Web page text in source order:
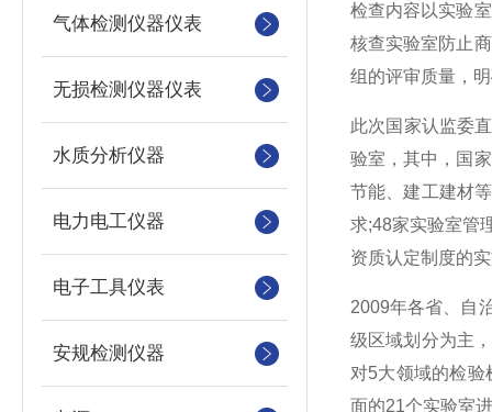
气体检测仪器仪表
无损检测仪器仪表
水质分析仪器
电力电工仪器
电子工具仪表
安规检测仪器
检查内容以实验
核查实验室防止
组的评审质量，
此次国家认监委
验室，其中，国
节能、建工建材
求;48家实验室管
资质认定制度的
2009年各省、自
级区域划分为主
对5大领域的检验
面的21个实验室